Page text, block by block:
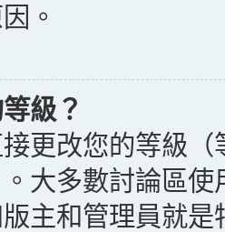
。
級？
更改您的等級
大多數討論區
主和管理員就